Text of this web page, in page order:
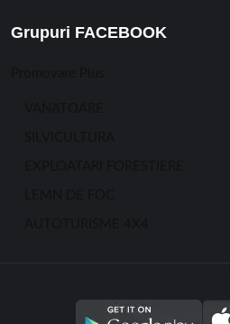
Grupuri FACEBOOK